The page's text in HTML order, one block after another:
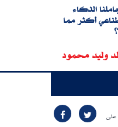
الذكاء
أكثر مما
وليد محمود
على